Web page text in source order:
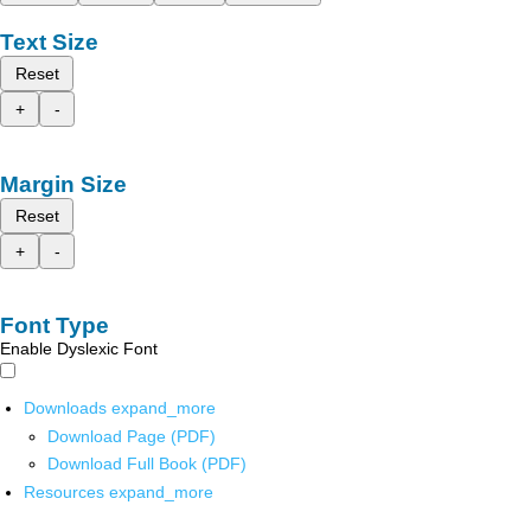
Text Size
Reset
+
-
Margin Size
Reset
+
-
Font Type
Enable Dyslexic Font
Downloads expand_more
Download Page (PDF)
Download Full Book (PDF)
Resources expand_more